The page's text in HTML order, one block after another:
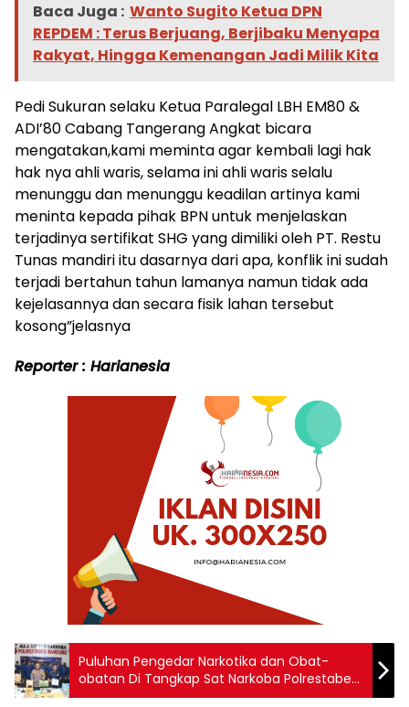
Baca Juga : Wanto Sugito Ketua DPN
REPDEM : Terus Berjuang, Berjibaku Menyapa
Rakyat, Hingga Kemenangan Jadi Milik Kita
Pedi Sukuran selaku Ketua Paralegal LBH EM80 &
ADI’80 Cabang Tangerang Angkat bicara
mengatakan,kami meminta agar kembali lagi hak
hak nya ahli waris, selama ini ahli waris selalu
menunggu dan menunggu keadilan artinya kami
meninta kepada pihak BPN untuk menjelaskan
terjadinya sertifikat SHG yang dimiliki oleh PT. Restu
Tunas mandiri itu dasarnya dari apa, konflik ini sudah
terjadi bertahun tahun lamanya namun tidak ada
kejelasannya dan secara fisik lahan tersebut
kosong”jelasnya
Reporter : Harianesia
Puluhan Pengedar Narkotika dan Obat-
obatan Di Tangkap Sat Narkoba Polrestabes
Bandung